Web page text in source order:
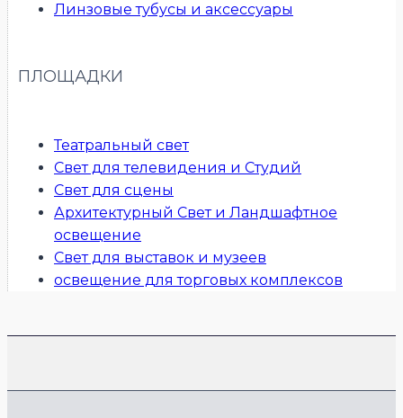
Линзовые тубусы и аксессуары
ПЛОЩАДКИ
Театральный свет
Свет для телевидения и Студий
Свет для сцены
Архитектурный Свет и Ландшафтное
освещение
Свет для выставок и музеев
освещение для торговых комплексов